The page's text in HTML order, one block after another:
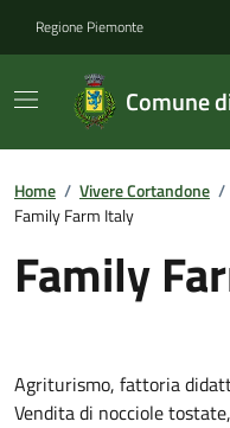
Regione Piemonte
Comune
Home / Vivere Cortandone /
Family Farm Italy
Family
Agriturismo, fattoria
Vendita di nocciole